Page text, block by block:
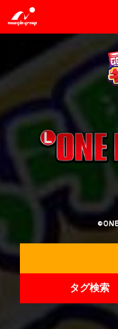
©ONE
タグ検索